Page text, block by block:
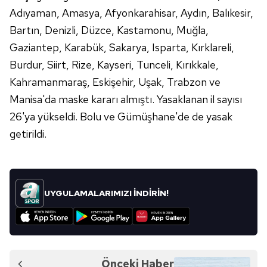
kullanılmaktadır. Diğer çerezler, sitemizin daha işlevsel
kılınması ve kişiselleştirilmesi ve sizlere yönelik
reklam/pazarlama faaliyetlerinin yapılması, amaçlarıyla
sınırlı olarak açık rızanız dahilinde kullanılacaktır.
Çerezlere ilişkin tercihlerinizi aşağıda yer alan panel
vasıtasıyla belirleyebilirsiniz. Çerezlere ilişkin detaylı bilgi
için Ayarlar butonuna tıklayabilir,Çerez Bilgilendirme
Metnimiziziyaret edebilirsiniz.
almak için lütfentıklayınız.
Adıyaman, Amasya, Afyonkarahisar, Aydın, Balıkesir,
Bartın, Denizli, Düzce, Kastamonu, Muğla,
Gaziantep, Karabük, Sakarya, Isparta, Kırklareli,
Burdur, Siirt, Rize, Kayseri, Tunceli, Kırıkkale,
Kahramanmaraş, Eskişehir, Uşak, Trabzon ve
Manisa'da maske kararı almıştı. Yasaklanan il sayısı
26'ya yükseldi. Bolu ve Gümüşhane'de de yasak
getirildi.
UYGULAMALARIMIZI İNDİRİN!
Önceki Haber